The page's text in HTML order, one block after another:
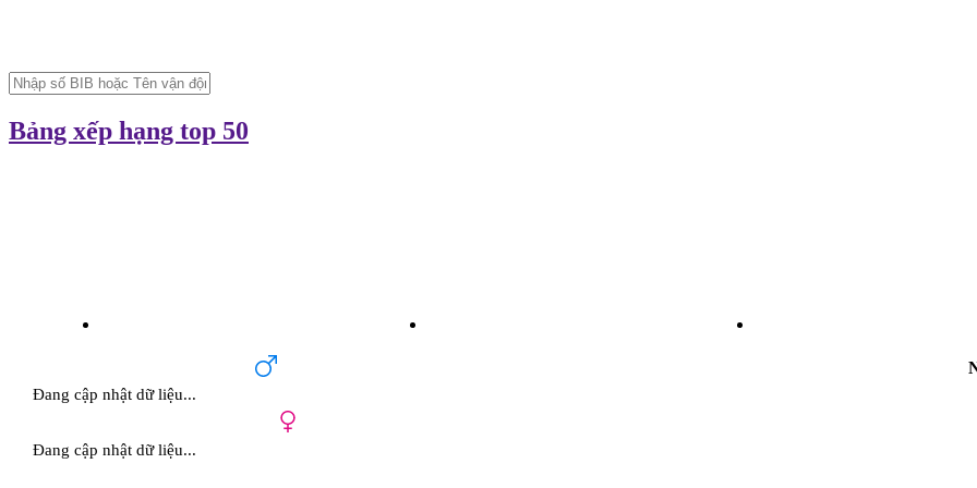
Bảng xếp hạng top 50
Đang cập nhật dữ liệu...
Đang cập nhật dữ liệu...